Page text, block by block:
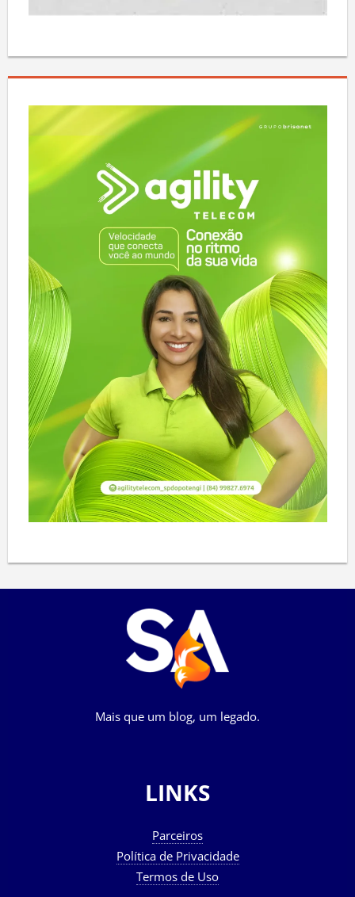
Mais que um blog, um legado.
LINKS
Parceiros
Política de Privacidade
Termos de Uso